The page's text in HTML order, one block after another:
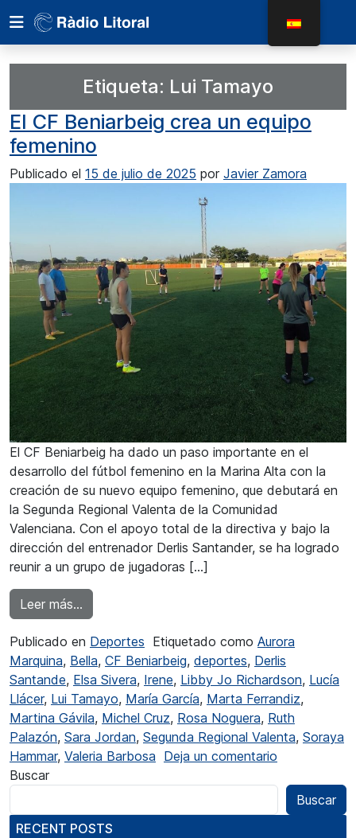
Etiqueta: Lui Tamayo
El CF Beniarbeig crea un equipo
femenino
Publicado el 15 de julio de 2025 por Javier Zamora
El CF Beniarbeig ha dado un paso importante en el
desarrollo del fútbol femenino en la Marina Alta con la
creación de su nuevo equipo femenino, que debutará en
la Segunda Regional Valenta de la Comunidad
Valenciana. Con el apoyo total de la directiva y bajo la
dirección del entrenador Derlis Santander, se ha logrado
reunir a un grupo de jugadoras […]
Leer más…
Publicado en Deportes Etiquetado como Aurora
Marquina, Bella, CF Beniarbeig, deportes, Derlis
Santande, Elsa Sivera, Irene, Libby Jo Richardson, Lucía
Llácer, Lui Tamayo, María García, Marta Ferrandiz,
Martina Gávila, Michel Cruz, Rosa Noguera, Ruth
Palazón, Sara Jordan, Segunda Regional Valenta, Soraya
Hammar, Valeria Barbosa Deja un comentario
Buscar
Buscar
RECENT POSTS